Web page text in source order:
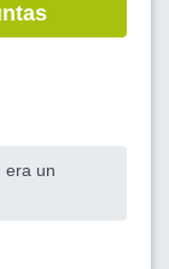
era un